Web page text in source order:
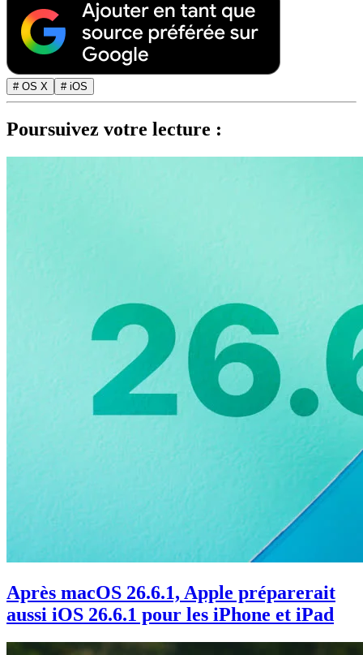
# OS X # iOS
Poursuivez votre lecture :
Après macOS 26.6.1, Apple préparerait
aussi iOS 26.6.1 pour les iPhone et iPad